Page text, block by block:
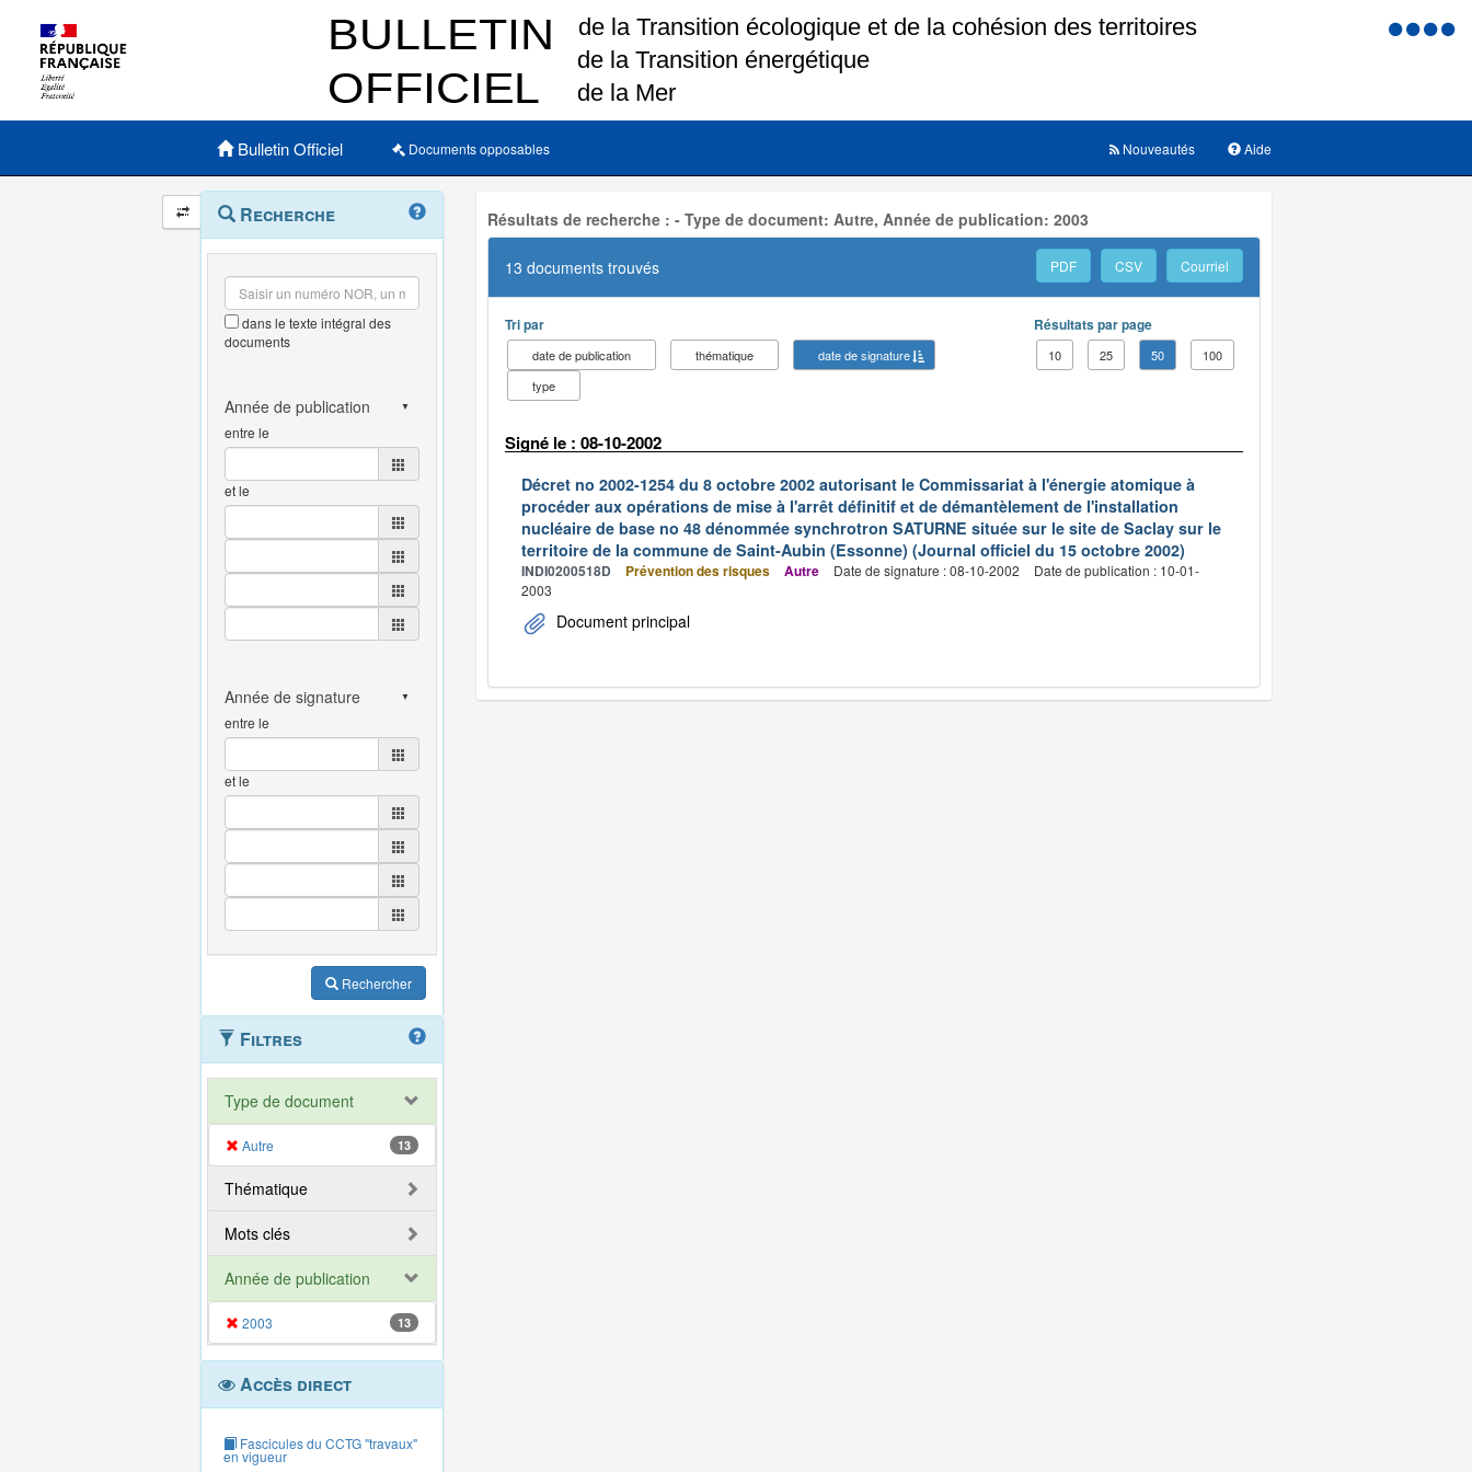
Menu
Menu principal
Bulletin Officiel Documents opposables Aide
Nouveautés
Navigation
et
outils
annexes
Menu
contextuel
Recherche
dans le texte intégral des
documents
entre le
et le
entre le
et le
Rechercher
Filtres
Type de document
Autre 13
Thématique
Mots clés
Année de publication
2003 13
Accès direct
Fascicules du CCTG "travaux"
en vigueur
Résultats de recherche : - Type de document: Autre, Année de publication: 2003
13 documents trouvés PDF CSV Courriel
Tri par
date de publication thématique
date de signature
type
Résultats par page
10 25 50 100
Signé le : 08-10-2002
Décret no 2002-1254 du 8 octobre 2002 autorisant le Commissariat à l'énergie atomique à
procéder aux opérations de mise à l'arrêt définitif et de démantèlement de l'installation
nucléaire de base no 48 dénommée synchrotron SATURNE située sur le site de Saclay sur le
territoire de la commune de Saint-Aubin (Essonne) (Journal officiel du 15 octobre 2002)
INDI0200518D Prévention des risques Autre Date de signature : 08-10-2002
Date de publication : 10-01-
2003
Document principal